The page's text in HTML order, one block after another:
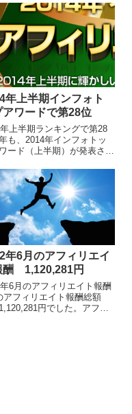
ちらアフィリエイト報酬総
1億703万円アフィリエ
年上半期インフォト
アワードで第28位
上半期ランキングで第28
も、2014年インフォトッ
ード（上半期）が発表され
アワード発表私（山本一
順位は、第28位でした。
像はこ...
年6月のアフィリエイ
酬 1,120,281円
6月のアフィリエイト報酬
アフィリエイト報酬総額
円でした。アフィ